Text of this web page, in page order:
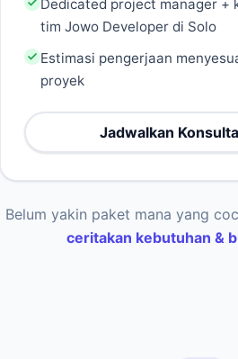
Dedicated project manager +
tim Jowo Developer di Solo
Estimasi pengerjaan
proyek
Jadwalkan
Belum yakin paket mana yang
ceritakan kebutuhan &